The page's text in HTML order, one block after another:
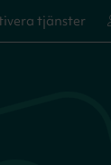
tjänster